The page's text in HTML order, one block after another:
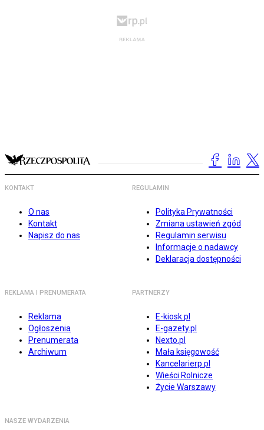
KONTAKT
O nas
Kontakt
Napisz do nas
REGULAMIN
Polityka Prywatności
Zmiana ustawień zgód
Regulamin serwisu
Informacje o nadawcy
Deklaracja dostępności
REKLAMA I PRENUMERATA
Reklama
Ogłoszenia
Prenumerata
Archiwum
PARTNERZY
E-kiosk.pl
E-gazety.pl
Nexto.pl
Mała księgowość
Kancelarierp.pl
Wieści Rolnicze
Życie Warszawy
NASZE WYDARZENIA